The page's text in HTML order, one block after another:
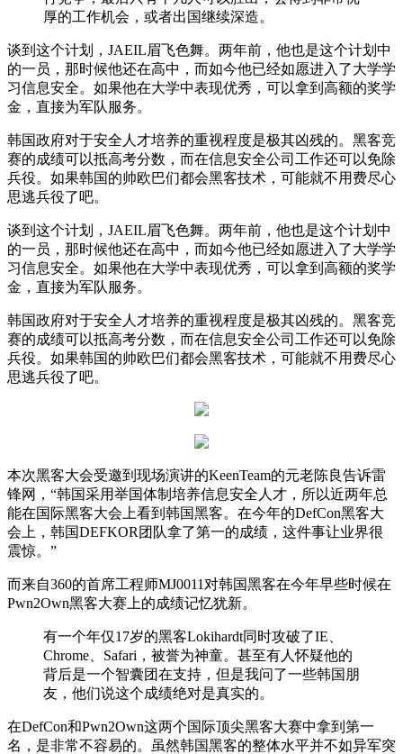
厚的工作机会，或者出国继续深造。
谈到这个计划，JAEIL眉飞色舞。两年前，他也是这个计划中
的一员，那时候他还在高中，而如今他已经如愿进入了大学学
习信息安全。如果他在大学中表现优秀，可以拿到高额的奖学
金，直接为军队服务。
韩国政府对于安全人才培养的重视程度是极其凶残的。黑客竞
赛的成绩可以抵高考分数，而在信息安全公司工作还可以免除
兵役。如果韩国的帅欧巴们都会黑客技术，可能就不用费尽心
思逃兵役了吧。
谈到这个计划，JAEIL眉飞色舞。两年前，他也是这个计划中
的一员，那时候他还在高中，而如今他已经如愿进入了大学学
习信息安全。如果他在大学中表现优秀，可以拿到高额的奖学
金，直接为军队服务。
韩国政府对于安全人才培养的重视程度是极其凶残的。黑客竞
赛的成绩可以抵高考分数，而在信息安全公司工作还可以免除
兵役。如果韩国的帅欧巴们都会黑客技术，可能就不用费尽心
思逃兵役了吧。
本次黑客大会受邀到现场演讲的KeenTeam的元老陈良告诉雷
锋网，“韩国采用举国体制培养信息安全人才，所以近两年总
能在国际黑客大会上看到韩国黑客。在今年的DefCon黑客大
会上，韩国DEFKOR团队拿了第一的成绩，这件事让业界很
震惊。”
而来自360的首席工程师MJ0011对韩国黑客在今年早些时候在
Pwn2Own黑客大赛上的成绩记忆犹新。
有一个年仅17岁的黑客Lokihardt同时攻破了IE、
Chrome、Safari，被誉为神童。甚至有人怀疑他的
背后是一个智囊团在支持，但是我问了一些韩国朋
友，他们说这个成绩绝对是真实的。
在DefCon和Pwn2Own这两个国际顶尖黑客大赛中拿到第一
名，是非常不容易的。虽然韩国黑客的整体水平并不如异军突